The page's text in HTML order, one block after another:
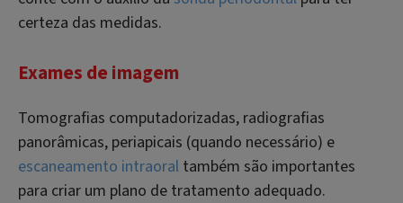
certeza das medidas.
Exames de imagem
Tomografias computadorizadas, radiografias
panorâmicas, periapicais (quando necessário) e
escaneamento intraoral também são importantes
para criar um plano de tratamento adequado.